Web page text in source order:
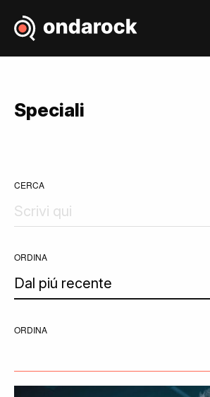
Speciali
CERCA
ORDINA
ORDINA